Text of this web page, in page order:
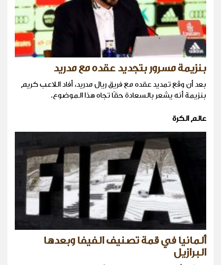
بنزيمة مسرور بتجديد عقده مع مدريد
بعد أن وقّع تمديد عقده مع فريق ريال مدريد، أفاد اللاعب كريم
بنزيمة أنه يشعر بالسعادة حقًا تجاه هذا الموضوع.
عالم الكرة
ألمانيا في قمة تصنيف الفيفا وبعدها
البرازيل